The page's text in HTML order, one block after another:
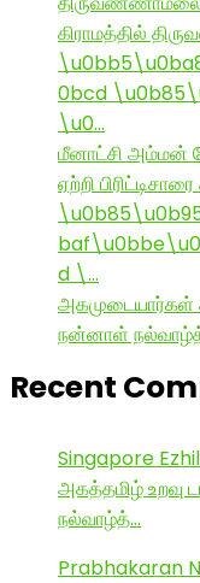
கிராமத்தில்
0bcd
\u0…
மீனாட்சி அம்மன்
ஏற்றி
d \…
அகமுடையார்கள்
நன்னாள்
Recent
Singapore
அகத்தமிழ் உறவு
நல்வாழ்த்…
Prabhakaran N